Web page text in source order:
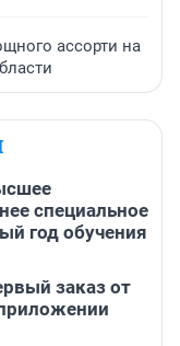
ассорти на
специальное
год обучения
заказ от